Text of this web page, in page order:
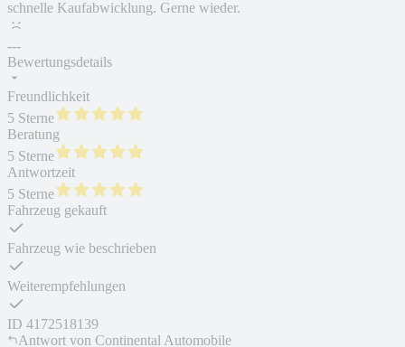
schnelle Kaufabwicklung. Gerne wieder.
---
Bewertungsdetails
Freundlichkeit
5 Sterne
Beratung
5 Sterne
Antwortzeit
5 Sterne
Fahrzeug gekauft
Fahrzeug wie beschrieben
Weiterempfehlungen
ID 4172518139
Antwort von Continental Automobile